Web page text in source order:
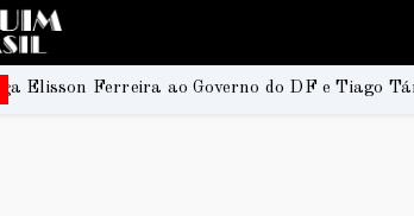
do DF e Tiago Társis ao Senado 2026